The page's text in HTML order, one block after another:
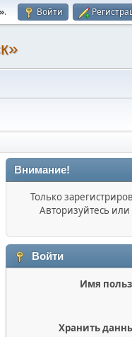
. Войти
Внимание!
Только
Авторизуйтесь или
Войти
Имя
Хранить